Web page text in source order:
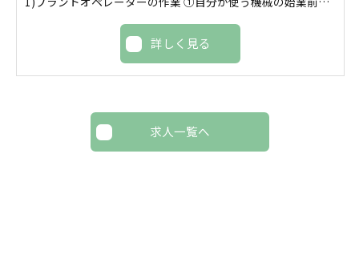
詳しく見る
求人一覧へ